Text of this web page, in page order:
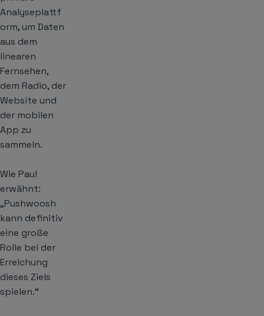
Analyseplattf
orm, um Daten
aus dem
linearen
Fernsehen,
dem Radio, der
Website und
der mobilen
App zu
sammeln.
Wie Paul
erwähnt:
„Pushwoosh
kann definitiv
eine große
Rolle bei der
Erreichung
dieses Ziels
spielen.“